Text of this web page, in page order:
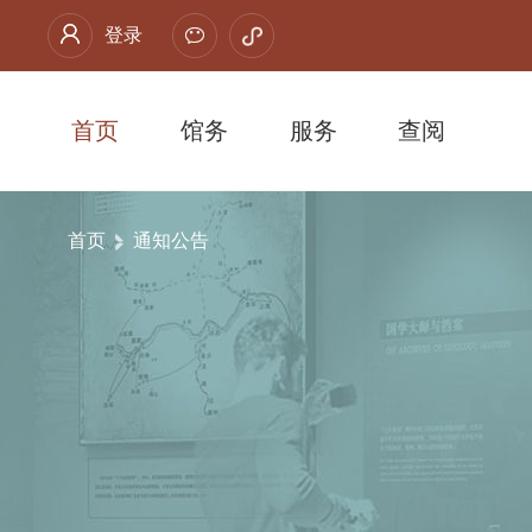
登录
首页 馆务 服务 查阅
首页 通知公告